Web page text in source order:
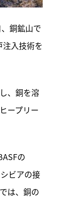
銅鉱山で
入技術を
、銅を溶
ープリー
の
ビアの接
は、銅の